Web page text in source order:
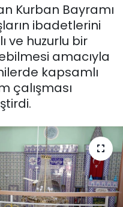
Kurban Bayramı
ibadetlerini
ve huzurlu bir
amacıyla
kapsamlı
çalışması